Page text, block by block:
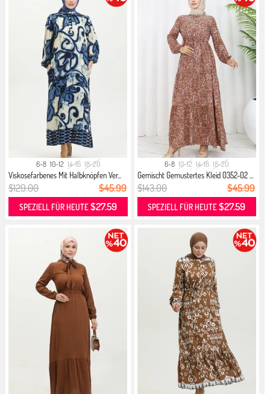
6-8 10-12 14-16 18-20
Viskosefarbenes Mit Halbknöpfen Ver...
$129.00 $45.99
SPEZIELL FÜR HEUTE$27.59
6-8 10-12 14-16 18-20
Gemischt Gemustertes Kleid 0352-02 ...
$143.00 $45.99
SPEZIELL FÜR HEUTE$27.59